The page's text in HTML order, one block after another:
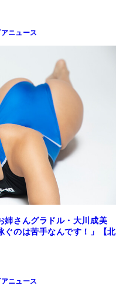
ニュース
姉さんグラドル・大川成美
ぐのは苦手なんです！」【北
ニュース